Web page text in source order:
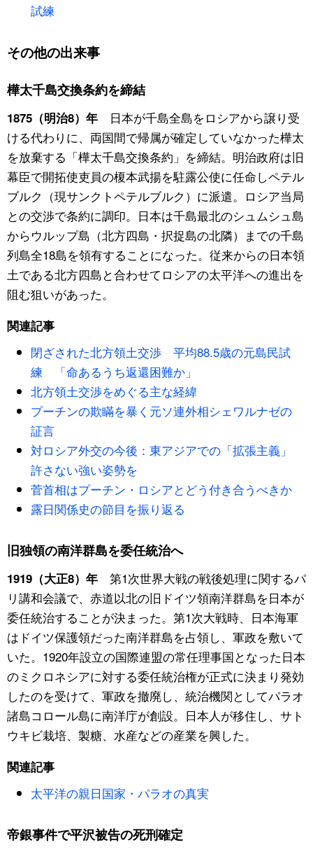
試練
その他の出来事
樺太千島交換条約を締結
1875（明治8）年日本が千島全島をロシアから譲り受
ける代わりに、両国間で帰属が確定していなかった樺太
を放棄する「樺太千島交換条約」を締結。明治政府は旧
幕臣で開拓使吏員の榎本武揚を駐露公使に任命しペテル
ブルク（現サンクトペテルブルク）に派遣。ロシア当局
との交渉で条約に調印。日本は千島最北のシュムシュ島
からウルップ島（北方四島・択捉島の北隣）までの千島
列島全18島を領有することになった。従来からの日本領
土である北方四島と合わせてロシアの太平洋への進出を
阻む狙いがあった。
関連記事
閉ざされた北方領土交渉 平均88.5歳の元島民試
練 「命あるうち返還困難か」
北方領土交渉をめぐる主な経緯
プーチンの欺瞞を暴く元ソ連外相シェワルナゼの
証言
対ロシア外交の今後：東アジアでの「拡張主義」
許さない強い姿勢を
菅首相はプーチン・ロシアとどう付き合うべきか
露日関係史の節目を振り返る
旧独領の南洋群島を委任統治へ
1919（大正8）年第1次世界大戦の戦後処理に関するパ
リ講和会議で、赤道以北の旧ドイツ領南洋群島を日本が
委任統治することが決まった。第1次大戦時、日本海軍
はドイツ保護領だった南洋群島を占領し、軍政を敷いて
いた。1920年設立の国際連盟の常任理事国となった日本
のミクロネシアに対する委任統治権が正式に決まり発効
したのを受けて、軍政を撤廃し、統治機関としてパラオ
諸島コロール島に南洋庁が創設。日本人が移住し、サト
ウキビ栽培、製糖、水産などの産業を興した。
関連記事
太平洋の親日国家・パラオの真実
帝銀事件で平沢被告の死刑確定